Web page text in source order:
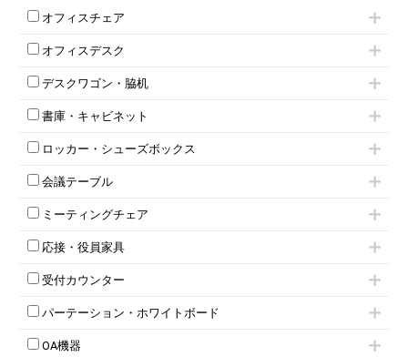
オフィスチェア
肘付きチェア
肘無しチェア
役員チェア
オフィスチェアその他
オフィスデスク
片袖机
フリーアドレスデスク（ベンチデスク）
昇降デスク
両袖机
デスクワゴン・脇机
インワゴン2段
インワゴン3段
脇机
書庫・キャビネット
ハイキャビネット
ローキャビネット
両開きキャビネット
上下連結キャビネット
軽量ラック（スチールラック）
収納家具その他
両開書庫
ラテラル書庫
ロッカー・シューズボックス
1人用ロッカー
2人用ロッカー
3人用ロッカー
5人用ロッカー
8人用ロッカー
多人数ロッカー
ダイヤル錠ロッカー
会議テーブル
ミーティングテーブル
スタッキングテーブル
ネスティングテーブル
カウンターテーブル
T字脚テーブル
会議テーブルW1200～
ミーティングチェア
キャスター付きミーティングチェア
スタッキングミーティングチェア
テーブル付きミーティングチェア
折りたたみミーティングチェア
ハイチェア
応接・役員家具
応接セット
応接ソファ
応接チェア
応接・役員家具その他
受付カウンター
ハイカウンター
ローカウンター
ラウンジカウンター
パーテーション・ホワイトボード
パーテーション
OA機器